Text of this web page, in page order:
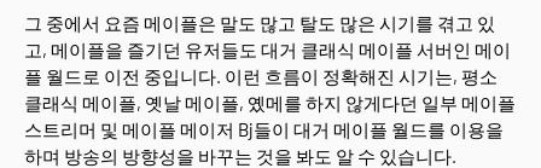
그 중에서 요즘 메이플은 말도 많고 탈도 많은 시기를 겪고 있
고, 메이플을 즐기던 유저들도 대거 클래식 메이플 서버인 메이
플 월드로 이전 중입니다. 이런 흐름이 정확해진 시기는, 평소
클래식 메이플, 옛날 메이플, 옜메를 하지 않게다던 일부 메이플
스트리머 및 메이플 메이저 Bj들이 대거 메이플 월드를 이용을
하며 방송의 방향성을 바꾸는 것을 봐도 알 수 있습니다.